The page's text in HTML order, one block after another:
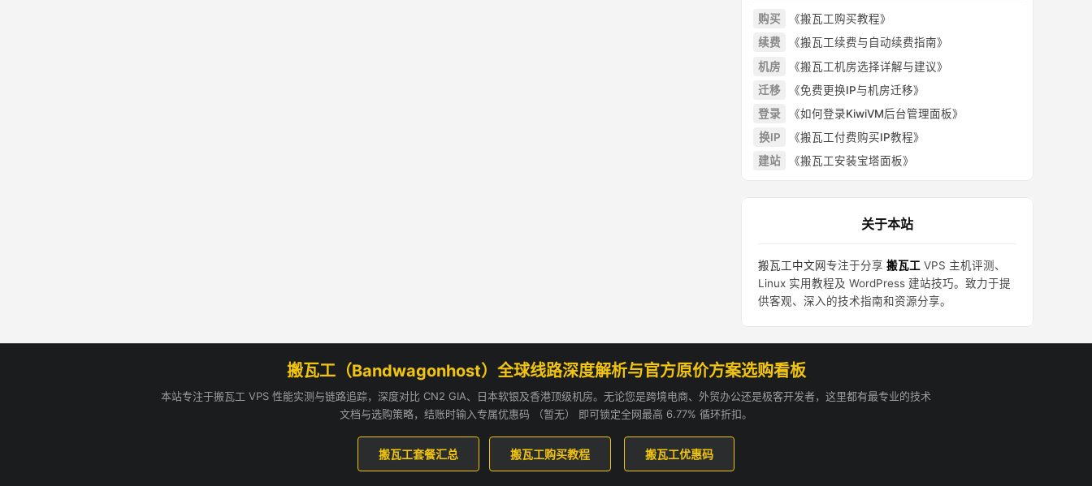
购买
《搬瓦工购买教程》
续费
《搬瓦工续费与自动续费指南》
机房
《搬瓦工机房选择详解与建议》
迁移
《免费更换IP与机房迁移》
登录
《如何登录KiwiVM后台管理面板》
换IP
《搬瓦工付费购买IP教程》
建站
《搬瓦工安装宝塔面板》
关于本站
搬瓦工中文网专注于分享 搬瓦工 VPS 主机评测、
Linux 实用教程及 WordPress 建站技巧。致力于提
供客观、深入的技术指南和资源分享。
搬瓦工（Bandwagonhost）全球线路深度解析与官方原价方案选购看板
本站专注于搬瓦工 VPS 性能实测与链路追踪，深度对比 CN2 GIA、日本软银及香港顶级机房。无论您是跨境电商、外贸办公还是极客开发者，这里都有最专业的技术
文档与选购策略，结账时输入专属优惠码 （暂无） 即可锁定全网最高 6.77% 循环折扣。
搬瓦工套餐汇总 搬瓦工购买教程 搬瓦工优惠码